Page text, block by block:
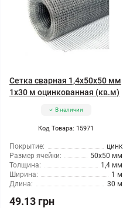
Сетка сварная 1,4x50x50 мм
1x30 м оцинкованная (кв.м)
В наличии
Код Товара: 15971
Покрытие:
цинк
Размер ячейки:
50x50 мм
Толщина:
1,4 мм
Ширина:
1 м
Длина:
30 м
49.13 грн